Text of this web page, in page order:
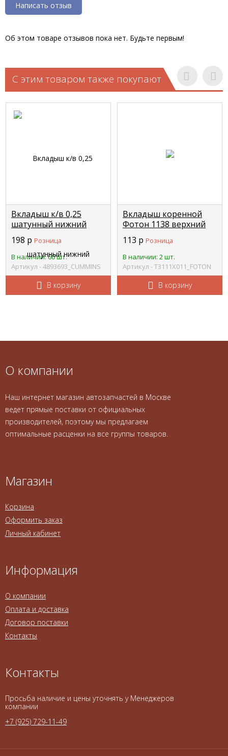
Написать отзыв
Об этом товаре отзывов пока нет. Будьте первым!
С этим товаром также покупают
Вкладыш к/в 0,25
шатунный нижний
Камминз ISF
3,8/ISBe/ISDe 4892795
CUMMINS 4893693
198 р Розница
В наличии: 60 шт.
Артикул - 4893693_CUMMINS
В корзину
Вкладыш коренной
Фотон 1138 верхний
FOTON Т3111Х011
113 р Розница
В наличии: 2 шт.
Артикул - Т3111Х011_FOTON
В корзину
О компании
Наш интернет магазин автозапчастей в Москве
ведет прямые поставки от официальных
производителей, поэтому мы предлагаем
оптимальные расценки на все группы товаров.
Магазин
Корзина
Оформить заказ
Личный кабинет
Информация
О компании
Оплата и доставка
Договор поставки
Контакты
Контакты
Просьба наличие и цены уточнять у Менеджеров
компании
+7 (925) 729-11-49